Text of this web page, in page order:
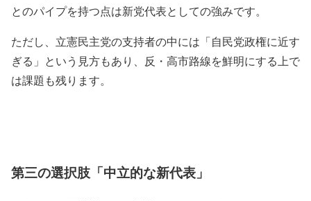
とのパイプを持つ点は新党代表としての強みです。
ただし、立憲民主党の支持者の中には「自民党政権に近す
ぎる」という見方もあり、反・高市路線を鮮明にする上で
は課題も残ります。
第三の選択肢「中立的な新代表」